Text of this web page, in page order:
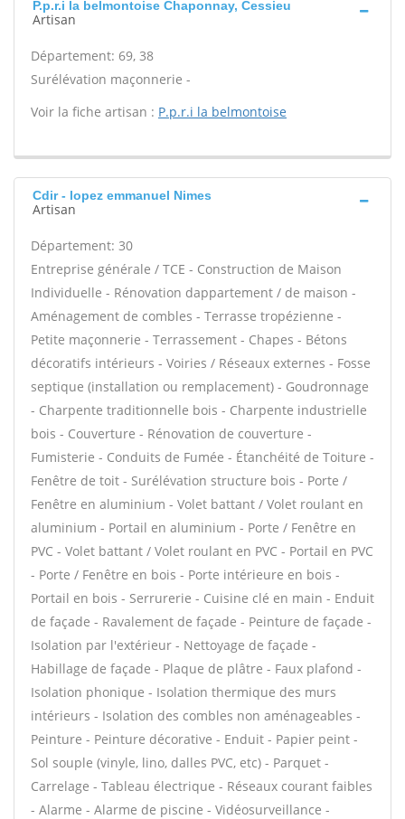
P.p.r.i la belmontoise Chaponnay, Cessieu
Artisan
Département: 69, 38
Surélévation maçonnerie -
Voir la fiche artisan : P.p.r.i la belmontoise
Cdir - lopez emmanuel Nimes
Artisan
Département: 30
Entreprise générale / TCE - Construction de Maison
Individuelle - Rénovation dappartement / de maison -
Aménagement de combles - Terrasse tropézienne -
Petite maçonnerie - Terrassement - Chapes - Bétons
décoratifs intérieurs - Voiries / Réseaux externes - Fosse
septique (installation ou remplacement) - Goudronnage
- Charpente traditionnelle bois - Charpente industrielle
bois - Couverture - Rénovation de couverture -
Fumisterie - Conduits de Fumée - Étanchéité de Toiture -
Fenêtre de toit - Surélévation structure bois - Porte /
Fenêtre en aluminium - Volet battant / Volet roulant en
aluminium - Portail en aluminium - Porte / Fenêtre en
PVC - Volet battant / Volet roulant en PVC - Portail en PVC
- Porte / Fenêtre en bois - Porte intérieure en bois -
Portail en bois - Serrurerie - Cuisine clé en main - Enduit
de façade - Ravalement de façade - Peinture de façade -
Isolation par l'extérieur - Nettoyage de façade -
Habillage de façade - Plaque de plâtre - Faux plafond -
Isolation phonique - Isolation thermique des murs
intérieurs - Isolation des combles non aménageables -
Peinture - Peinture décorative - Enduit - Papier peint -
Sol souple (vinyle, lino, dalles PVC, etc) - Parquet -
Carrelage - Tableau électrique - Réseaux courant faibles
- Alarme - Alarme de piscine - Vidéosurveillance -